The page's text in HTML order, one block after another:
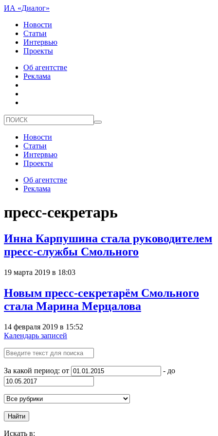
ИА «Диалог»
Новости
Статьи
Интервью
Проекты
Об агентстве
Реклама
Новости
Статьи
Интервью
Проекты
Об агентстве
Реклама
пресс-секретарь
Инна Карпушина стала руководителем
пресс-службы Смольного
19 марта 2019 в 18:03
Новым пресс-секретарём Смольного
стала Марина Мерцалова
14 февраля 2019 в 15:52
Календарь записей
За какой период: от - до
Найти
Искать в: